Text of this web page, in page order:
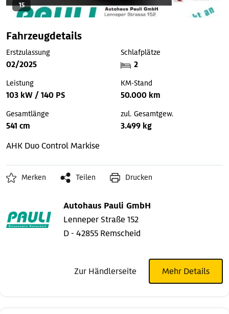
15
Fahrzeugdetails
Erstzulassung
02/2025
Schlafplätze
2
Leistung
103 kW / 140 PS
KM-Stand
50.000 km
Gesamtlänge
541 cm
zul. Gesamtgew.
3.499 kg
AHK Duo ControlMarkise
Merken Teilen Drucken
Autohaus Pauli GmbH
Lenneper Straße 152
D - 42855 Remscheid
Zur Händlerseite Mehr Details